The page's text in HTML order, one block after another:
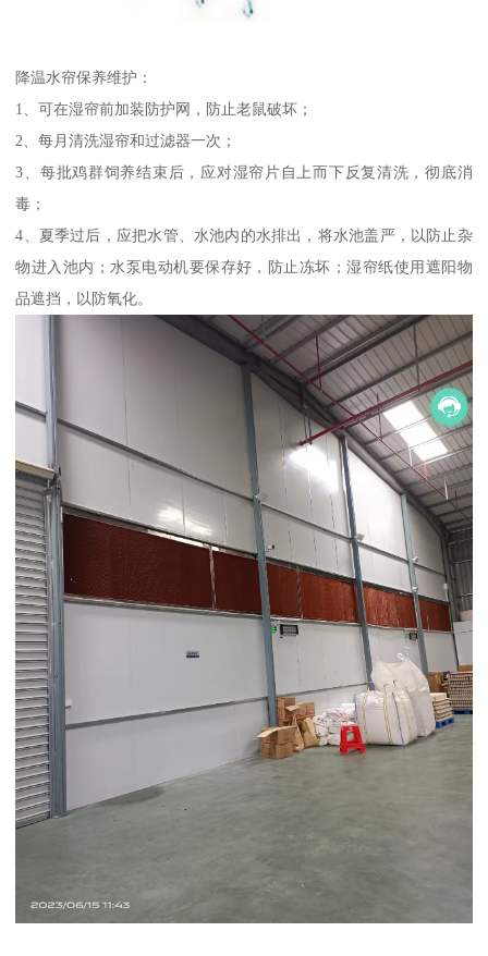
降温水帘保养维护：
1、可在湿帘前加装防护网，防止老鼠破坏；
2、每月清洗湿帘和过滤器一次；
3、每批鸡群饲养结束后，应对湿帘片自上而下反复清洗，彻底消
毒；
4、夏季过后，应把水管、水池内的水排出，将水池盖严，以防止杂
物进入池内；水泵电动机要保存好，防止冻坏；湿帘纸使用遮阳物
品遮挡，以防氧化。